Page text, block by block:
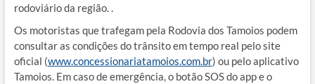
rodoviário da região. .
Os motoristas que trafegam pela Rodovia dos Tamoios podem
consultar as condições do trânsito em tempo real pelo site
oficial (www.concessionariatamoios.com.br) ou pelo aplicativo
Tamoios. Em caso de emergência, o botão SOS do app e o